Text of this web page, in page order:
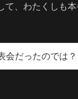
、わたくしも
会だったのでは？